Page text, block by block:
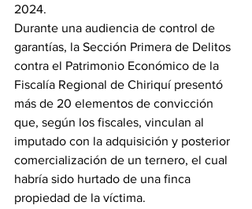
2024.
Durante una audiencia de control de
garantías, la Sección Primera de Delitos
contra el Patrimonio Económico de la
Fiscalía Regional de Chiriquí presentó
más de 20 elementos de convicción
que, según los fiscales, vinculan al
imputado con la adquisición y posterior
comercialización de un ternero, el cual
habría sido hurtado de una finca
propiedad de la víctima.